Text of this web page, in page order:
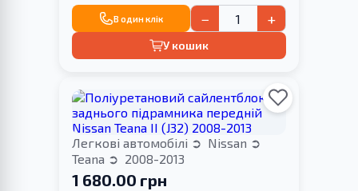
В один клік − +
У кошик
Легкові автомобілі
Nissan
Teana
2008-2013
1 680.00 грн